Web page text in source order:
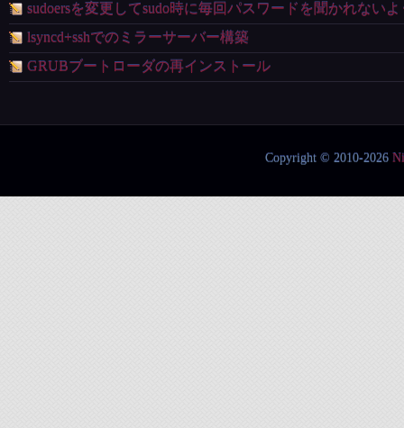
sudoersを変更してsudo時に毎回パスワードを聞かれない
lsyncd+sshでのミラーサーバー構築
GRUBブートローダの再インストール
Copyright © 2010-2026